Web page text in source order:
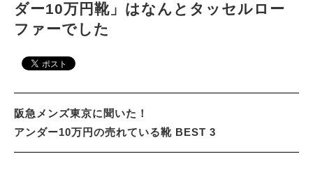
ダー10万円靴」はなんとタッセルロー
ファーでした
阪急メンズ東京に聞いた！
アンダー10万円の売れている靴 BEST 3
CAR&BIKE
COLUMN
ABOUT SITE